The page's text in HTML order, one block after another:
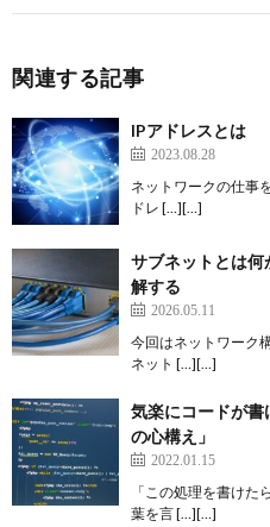
関連する記事
IPアドレスとは
2023.08.28
ネットワークの仕事
ドレ […][…]
サブネットとは
解する
2026.05.11
今回はネットワーク
ネット […][…]
気楽にコードが
の心構え」
2022.01.15
「この処理を書け
葉を言 […][…]